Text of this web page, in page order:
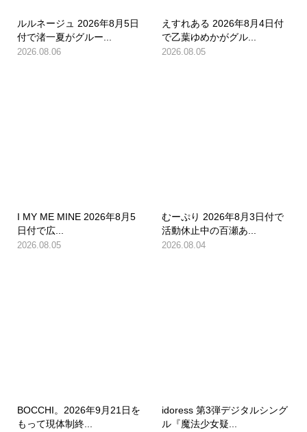
ルルネージュ 2026年8月5日
付で渚一夏がグルー...
2026.08.06
えすれある 2026年8月4日付
で乙葉ゆめかがグル...
2026.08.05
I MY ME MINE 2026年8月5
日付で広...
2026.08.05
むーぷり 2026年8月3日付で
活動休止中の百瀬あ...
2026.08.04
BOCCHI。2026年9月21日を
もって現体制終...
idoress 第3弾デジタルシング
ル『魔法少女疑...